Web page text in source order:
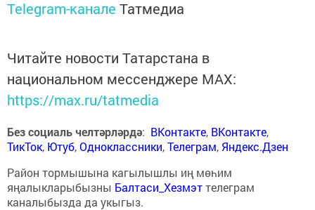
Telegram-канале Татмедиа
Читайте новости Татарстана в
национальном мессенджере MАХ:
https://max.ru/tatmedia
Без социаль челтәрләрдә: ВКонтакте, ВКонтакте,
ТикТок, Ютуб,Одноклассники,Телеграм, Яндекс.Дзен
Район тормышына кагылышлы иң мөһим
яңалыкларыбызны Балтаси_Хезмэттелеграм
каналыбызда да укыгыз.